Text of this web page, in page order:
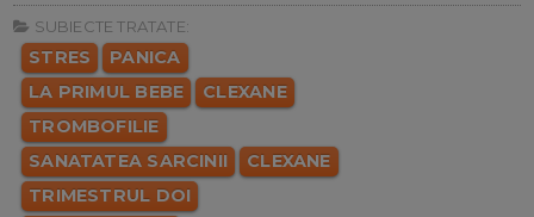
SUBIECTE TRATATE:
STRES
PANICA
LA PRIMUL BEBE
CLEXANE
TROMBOFILIE
SANATATEA SARCINII
CLEXANE
TRIMESTRUL DOI